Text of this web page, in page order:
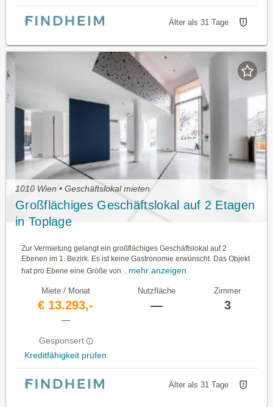
Älter als 31 Tage
1010 Wien • Geschäftslokal mieten
Großflächiges Geschäftslokal auf 2 Etagen
in Toplage
Zur Vermietung gelangt ein großflächiges Geschäftslokal auf 2
Ebenen im 1. Bezirk. Es ist keine Gastronomie erwünscht. Das Objekt
hat pro Ebene eine Größe von... mehr anzeigen
Miete / Monat
€ 13.293,-
—
Gesponsert
Kreditfähigkeit prüfen
Nutzfläche
—
Zimmer
3
Älter als 31 Tage